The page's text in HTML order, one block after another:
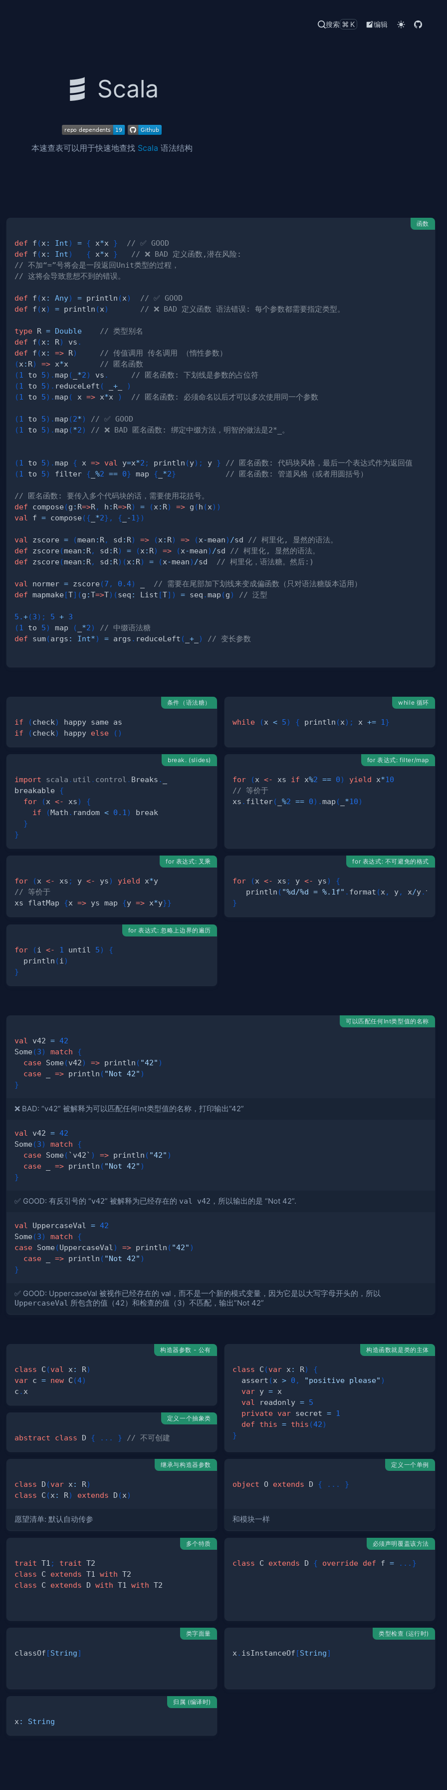
搜索 ⌘K 编辑
Scala
本速查表可以用于快速地查找 Scala 语法结构
函数
def f (x : Int) = { x*x }
// ✅ GOOD
def f (x : Int) { x*x }
// ❌ BAD 定义函数,潜在风险:
// 不加“=”号将会是一段返回Unit类型的过程，
// 这将会导致意想不到的错误。
def f (x : Any) = println (x)
// ✅ GOOD
def f (x) = println (x) // ❌ BAD 定义函数 语法错误: 每个参数都需要指定类型。
type R = Double
// 类型别名
def f (x : R) vs .
def f (x : => R)
// 传值调用 传名调用 （惰性参数）
(x : R) => x*x
// 匿名函数
(1 to 5) .map ( *2) vs .
// 匿名函数: 下划线是参数的占位符
(1 to 5) . reduceLeft ( _+
)
(1 to 5) .map ( x => x*x ) // 匿名函数: 必须命名以后才可以多次使用同一个参数
(1 to 5) .map (2*)
// ✅ GOOD
(1 to 5) .map (*2) // ❌ BAD 匿名函数: 绑定中缀方法，明智的做法是2*_。
(1 to 5) .map { x => val y=x*2 ; println (y) ; y }
// 匿名函数: 代码块风格，最后一个表达式作为返回值
(1 to 5) filter { _%2 == 0} map { *2} // 匿名函数: 管道风格（或者用圆括号）
// 匿名函数: 要传入多个代码块的话，需要使用花括号。
def compose (g : R=>R, h : R=>R) = (x : R) => g (h (x) )
val
f = compose ({ *2} , { -1 })
val zscore = (mean : R, sd : R) => (x : R) => (x-mean) /sd
// 柯里化, 显然的语法。
def zscore (mean : R, sd : R) = (x : R) => (x-mean) /sd
// 柯里化, 显然的语法。
def zscore (mean : R, sd : R) (x : R) = (x-mean) /sd // 柯里化，语法糖。然后:)
val normer = zscore (7 , 0.4)
// 需要在尾部加下划线来变成偏函数（只对语法糖版本适用）
def mapmake [T] (g :T=>T) (seq : List [T] ) = seq .map (g) // 泛型
5.+(3) ; 5 + 3
(1 to 5) map ( *2)
// 中缀语法糖
def sum(args : Int*) = args . reduceLeft ( _+ ) // 变长参数
条件（语法糖）
if (check)
if
(check) happy else ( )
while 循环
while (x < 5) { println (x) ; x += 1 }
break. (slides)
import scala . util . control . Breaks .
breakable {
for
(x <- xs)
{
if
(Math . random < 0.1 )
}
}
for 表达式: filter/map
for (x <- xs if x%2 == 0) yield x*10
// 等价于
xs . filter( _%2 == 0) .map ( *10)
for 表达式: 叉乘
for (x <- xs ; y <- ys) yield x*
// 等价于
xs flatMap {x => ys map {y => x*y}}
for 表达式: 不可避免的格式
for (x <- xs ; y <- ys)
{
   println
( "%d/%d = %.1f" . format (x , y, x/y.
}
for 表达式: 忽略上边界的遍历
for ( i <- 1 until 5)
{
  println
( i )
}
可以匹配任何Int类型值的名称
val v42 = 42
Some (3) match
{
case Some (v42) => println ( "42" )
case _ => println ( "Not 42" )
}
❌ BAD: “v42” 被解释为可以匹配任何Int类型值的名称，打印输出”42”
val v42 = 42
Some (3) match
{
case Some ( `v42` ) => println ( "42" )
case _ => println ( "Not 42" )
}
✅ GOOD: 有反引号的 “v42” 被解释为已经存在的 val v42 ，所以输出的是 “Not 42”.
val UppercaseVal = 42
Some (3) match
{
case Some (UppercaseVal ) => println ( "42" )
case _ => println ( "Not 42" )
}
✅ GOOD: UppercaseVal 被视作已经存在的 val，而不是一个新的模式变量，因为它是以大写字母开头的，所以
UppercaseVal 所包含的值（42）和检查的值（3）不匹配，输出”Not 42”
构造器参数 - 公有
class C (val x : R)
var c = new C (4)
c .
构造函数就是类的主体
class C (var x : R)
{
  assert
(x > 0 , "positive please" )
var y =
val
readonly = 5
private var secret = 1
def
this = this (42)
}
定义一个抽象类
abstract class D { . . . } // 不可创建
继承与构造器参数
class D (var x : R)
class C (x : R) extends D (x)
愿望清单: 默认自动传参
定义一个单例
object O extends D { . . . }
和模块一样
多个特质
trait T1 ; trait
class C extends T1 with
class C extends D with T1 with
必须声明覆盖该方法
class C extends D { override def f = . . . }
类字面量
classOf [String]
类型检查 (运行时)
x . isInstanceOf [String]
归属 (编译时)
x: String